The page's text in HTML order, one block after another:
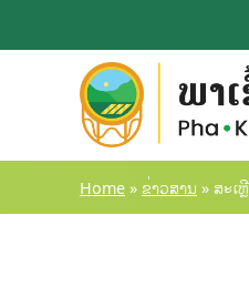
to
Home » ຂ່າວສານ » ສະເ